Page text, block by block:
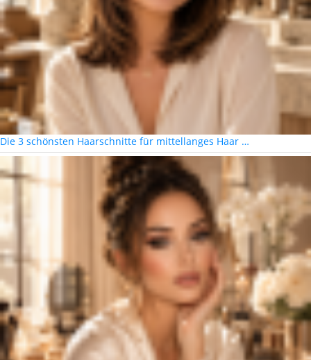
Die 3 schönsten Haarschnitte für mittellanges Haar …